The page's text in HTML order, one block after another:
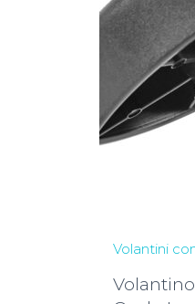
Volantini